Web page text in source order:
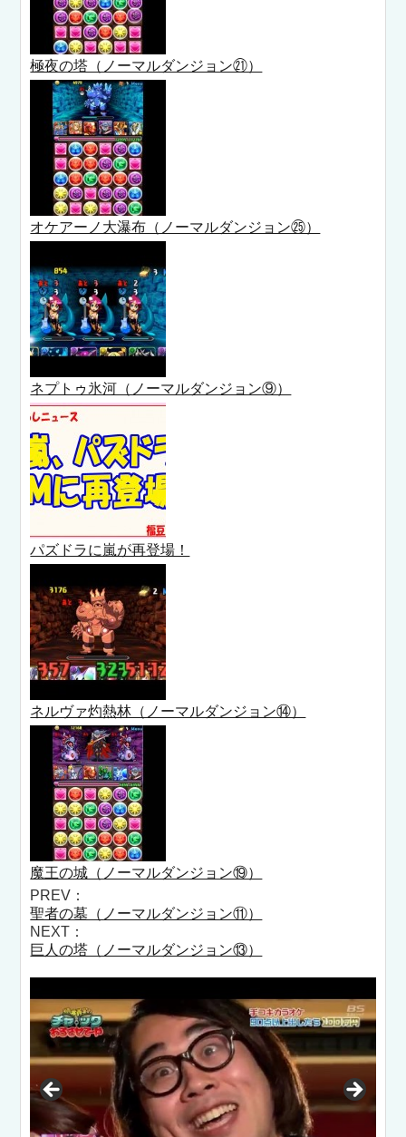
極夜の塔（ノーマルダンジョン㉑）
オケアーノ大瀑布（ノーマルダンジョン㉕）
ネプトゥ氷河（ノーマルダンジョン⑨）
パズドラに嵐が再登場！
ネルヴァ灼熱林（ノーマルダンジョン⑭）
魔王の城（ノーマルダンジョン⑲）
PREV：
聖者の墓（ノーマルダンジョン⑪）
NEXT：
巨人の塔（ノーマルダンジョン⑬）